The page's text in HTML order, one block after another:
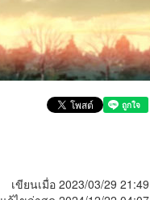
เขียนเมื่อ 2023/03/29 21:49